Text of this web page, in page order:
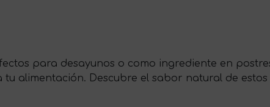
para desayunos o como ingrediente en
alimentación. Descubre el sabor natural de estos